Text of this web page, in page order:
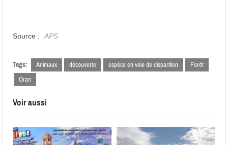
Source : APS
Tags: Animaux découverte espèce en voie de disparition
Forêt
Oran
Voir aussi